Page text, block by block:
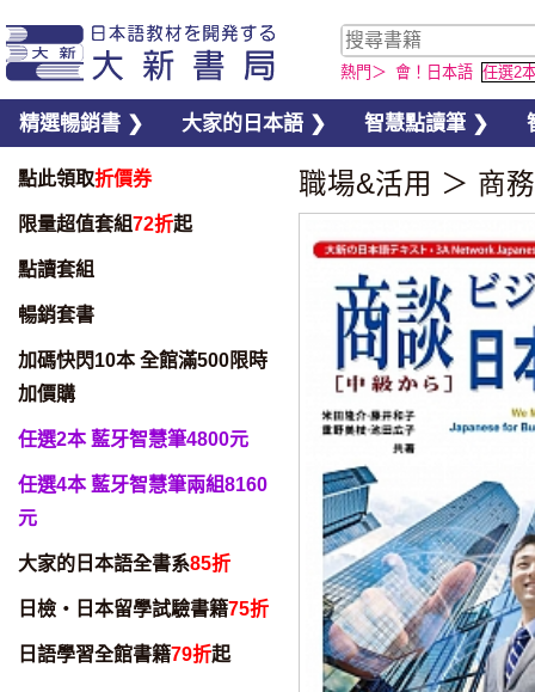
熱門＞ 會！日本語 任選2
精選暢銷書 ❯ 大家的日本語 ❯ 智慧點讀筆 ❯
點此領取折價券
限量超值套組72折起
點讀套組
暢銷套書
加碼快閃10本 全館滿500限時
加價購
任選2本 藍牙智慧筆4800元
任選4本 藍牙智慧筆兩組8160
元
大家的日本語全書系85折
日檢・日本留學試驗書籍75折
日語學習全館書籍79折起
職場&活用 ＞ 商